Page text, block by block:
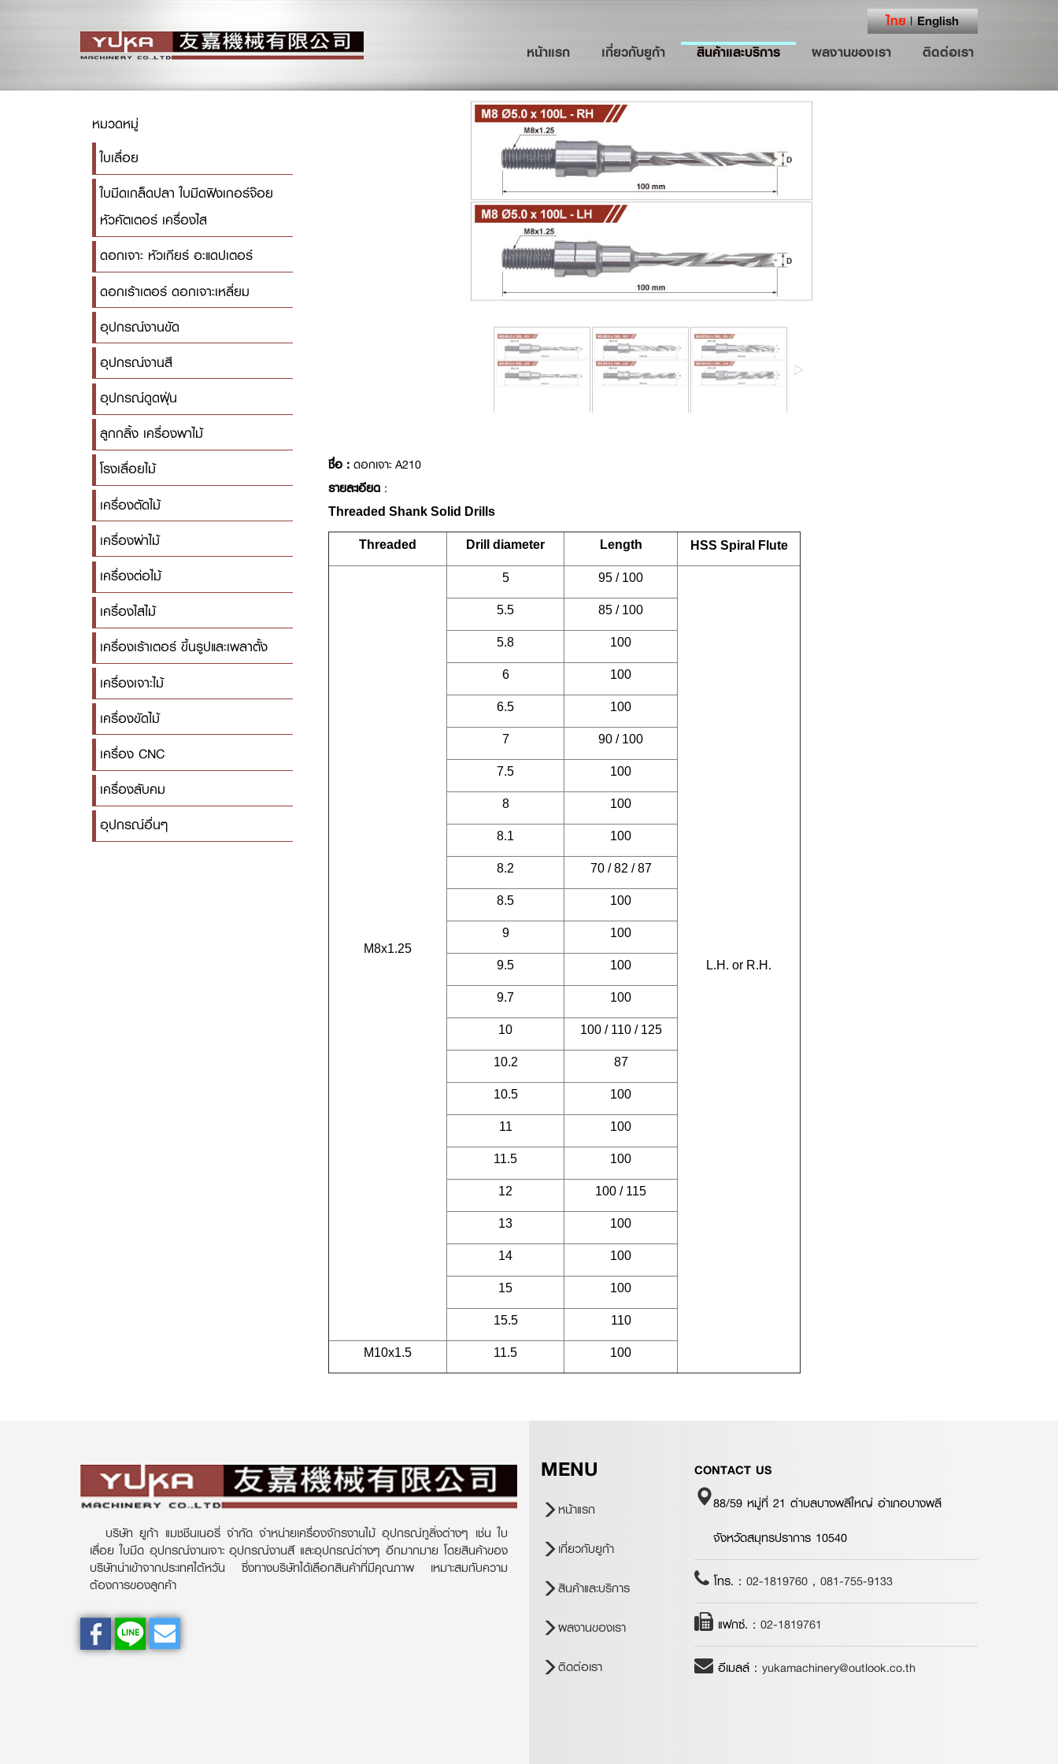
ไทย |English
หน้าแรก(current)เกี่ยวกับยูก้า สินค้าและบริการ ผลงานของเรา ติดต่อเรา
หมวดหมู่
ใบเลื่อย
ใบมีดเกล็ดปลา ใบมีดฟิงเกอร์จ๊อย
หัวคัตเตอร์ เครื่องไส
ดอกเจาะ หัวเกียร์ อะแดปเตอร์
ดอกเร้าเตอร์ ดอกเจาะเหลี่ยม
อุปกรณ์งานขัด
อุปกรณ์งานสี
อุปกรณ์ดูดฝุ่น
ลูกกลิ้ง เครื่องพาไม้
โรงเลื่อยไม้
เครื่องตัดไม้
เครื่องผ่าไม้
เครื่องต่อไม้
เครื่องไสไม้
เครื่องเร้าเตอร์ ขึ้นรูปและเพลาตั้ง
เครื่องเจาะไม้
เครื่องขัดไม้
เครื่อง CNC
เครื่องลับคม
อุปกรณ์อื่นๆ
ชื่อ : ดอกเจาะ A210
รายละเอียด :
Threaded Shank Solid Drills
Threaded Drill diameter Length HSS Spiral Flute
M8x1.25
5 95 / 100
L.H. or R.H.
5.5 85 / 100
5.8 100
6 100
6.5 100
7 90 / 100
7.5 100
8 100
8.1 100
8.2 70 / 82 / 87
8.5 100
9 100
9.5 100
9.7 100
10 100 / 110 / 125
10.2 87
10.5 100
11 100
11.5 100
12 100 / 115
13 100
14 100
15 100
15.5 110
M10x1.5 11.5 100
บริษัท ยูก้า แมชชีนเนอรี่ จำกัด จำหน่ายเครื่องจักรงานไม้ อุปกรณ์ทูลิ่งต่างๆ เช่น ใบ
เลื่อย ใบมีด อุปกรณ์งานเจาะ อุปกรณ์งานสี และอุปกรณ์ต่างๆ อีกมากมาย โดยสินค้าของ
บริษัทนำเข้าจากประเทศไต้หวัน ซึ่งทางบริษัทได้เลือกสินค้าที่มีคุณภาพ เหมาะสมกับความ
ต้องการของลูกค้า
MENU
หน้าแรก
เกี่ยวกับยูก้า
สินค้าและบริการ
ผลงานของเรา
ติดต่อเรา
CONTACT US
88/59 หมู่ที่ 21 ตำบลบางพลีใหญ่ อำเภอบางพลี
จังหวัดสมุทรปราการ 10540
โทร. : 02-1819760 , 081-755-9133
แฟกซ์. : 02-1819761
อีเมลล์ : yukamachinery@outlook.co.th